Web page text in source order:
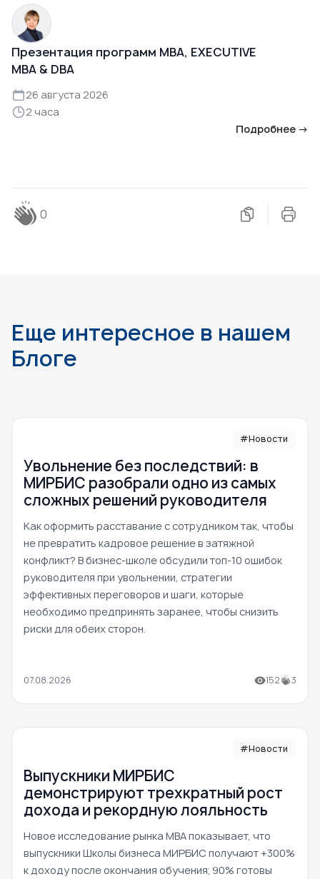
Презентация программ MBA, EXECUTIVE
MBA & DBA
26 августа 2026
2 часа
Подробнее →
0
Еще интересное в нашем
Блоге
#Новости
Увольнение без последствий: в
МИРБИС разобрали одно из самых
сложных решений руководителя
Как оформить расставание с сотрудником так, чтобы
не превратить кадровое решение в затяжной
конфликт? В бизнес-школе обсудили топ-10 ошибок
руководителя при увольнении, стратегии
эффективных переговоров и шаги, которые
необходимо предпринять заранее, чтобы снизить
риски для обеих сторон.
07.08.2026 152 3
#Новости
Выпускники МИРБИС
демонстрируют трехкратный рост
дохода и рекордную лояльность
Новое исследование рынка MBA показывает, что
выпускники Школы бизнеса МИРБИС получают +300%
к доходу после окончания обучения; 90% готовы